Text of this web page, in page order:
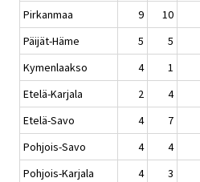
Pirkanmaa
9 10
Päijät-Häme
5 5
Kymenlaakso
4 1
Etelä-Karjala
2 4
Etelä-Savo
4 7
Pohjois-Savo
4 4
Pohjois-Karjala
4 3